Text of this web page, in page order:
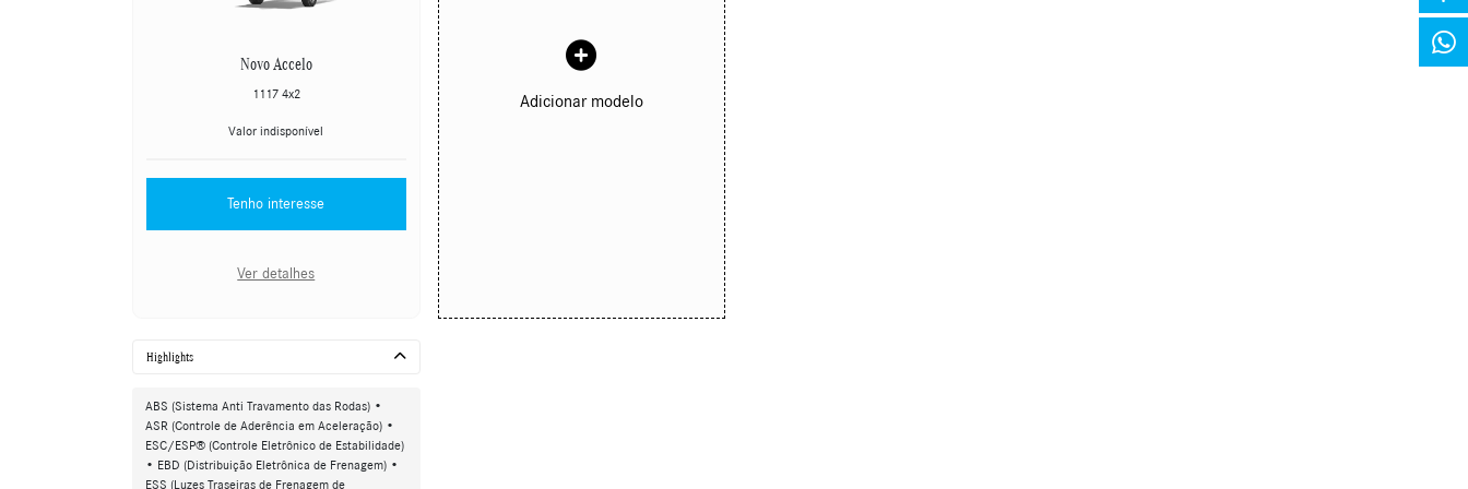
Novo Accelo
1117 4x2
Valor indisponível
Tenho interesse
Ver detalhes
Adicionar modelo
Highlights
ABS (Sistema Anti Travamento das Rodas) •
ASR (Controle de Aderência em Aceleração) •
ESC/ESP® (Controle Eletrônico de Estabilidade)
• EBD (Distribuição Eletrônica de Frenagem) •
ESS (Luzes Traseiras de Frenagem de